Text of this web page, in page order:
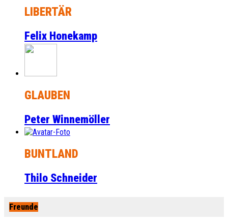
LIBERTÄR
Felix Honekamp
GLAUBEN
Peter Winnemöller
BUNTLAND
Thilo Schneider
Freunde